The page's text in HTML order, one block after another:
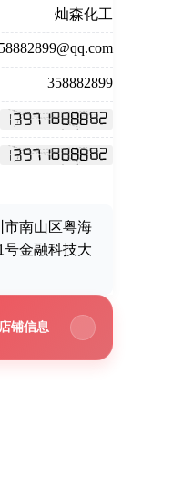
灿森化工
358882899
市南山区粤海
号金融科技大
铺信息